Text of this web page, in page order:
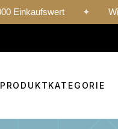
✦ Wien
PRODUKTKATEGORIE